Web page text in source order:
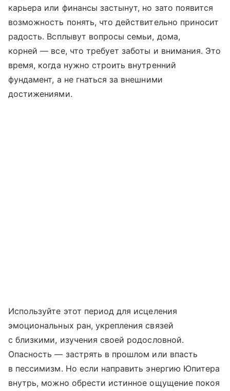
карьера или финансы застынут, но зато появится
возможность понять, что действительно приносит
радость. Всплывут вопросы семьи, дома,
корней — все, что требует заботы и внимания. Это
время, когда нужно строить внутренний
фундамент, а не гнаться за внешними
достижениями.
Используйте этот период для исцеления
эмоциональных ран, укрепления связей
с близкими, изучения своей родословной.
Опасность — застрять в прошлом или впасть
в пессимизм. Но если направить энергию Юпитера
внутрь, можно обрести истинное ощущение покоя